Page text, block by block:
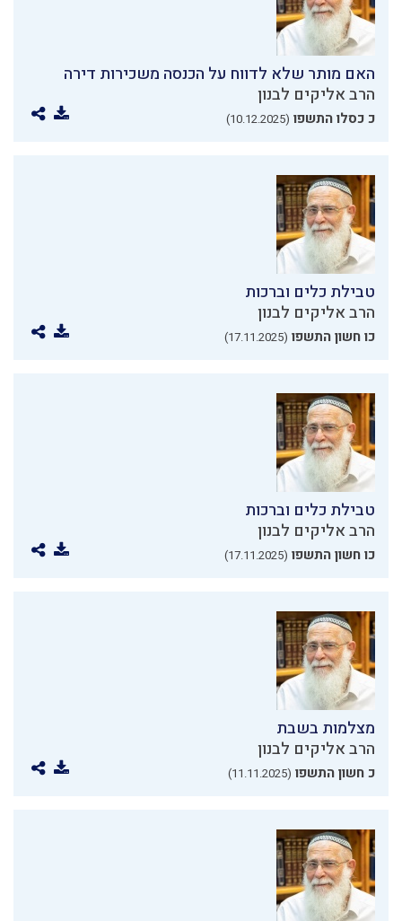
האם מותר שלא לדווח על הכנסה משכירות דירה
הרב אליקים לבנון
כ כסלו התשפו (10.12.2025)
טבילת כלים וברכות
הרב אליקים לבנון
כו חשון התשפו (17.11.2025)
טבילת כלים וברכות
הרב אליקים לבנון
כו חשון התשפו (17.11.2025)
מצלמות בשבת
הרב אליקים לבנון
כ חשון התשפו (11.11.2025)